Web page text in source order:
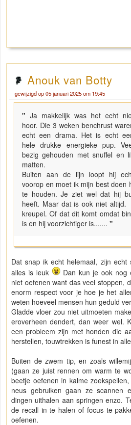
Anouk van Botty
gewijzigd op 05 januari 2025 om 19:45
"Ja makkelijk was het echt
hoor. Die 3 weken benchrust
echt een drama. Het is echt
hele drukke energieke pup.
bezig gehouden met snuffel en
matten.
Buiten aan de lijn loopt hij
voorop en moet ik mijn best doen
te houden. Je ziet wel dat hij
heeft. Maar dat is ook niet altijd.
kreupel. Of dat dit komt omdat
is en hij voorzichtiger is....... "
Dat snap ik echt helemaal, zijn echt
alles is leuk
Dan kun je ook nog
niet oefenen want das veel stoppen,
enorm respect voor je hoe je het
weten hoeveel mensen hun geduld
Gladde vloer zou niet uitmoeten
eroverheen dendert, dan weer wel.
een probleem zijn met honden die
herstellen, touwtrekken is funest in
Buiten de zwem tip, en zoals
(gaan ze juist rennen om warm te
beetje oefenen in kalme
neus gebruiken gaan ze scannen
dingen uithalen aan springen enzo.
de recall in te halen of focus te
oefenen.